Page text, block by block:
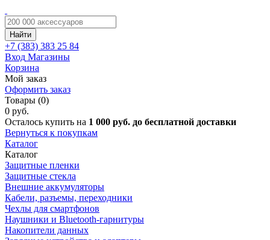
Найти
+7 (383) 383 25 84
Вход Магазины
Корзина
Мой заказ
Оформить заказ
Товары (0)
0 руб.
Осталось купить на 1 000 руб. до бесплатной доставки
Вернуться к покупкам
Каталог
Каталог
Защитные пленки
Защитные стекла
Внешние аккумуляторы
Кабели, разъемы, переходники
Чехлы для смартфонов
Наушники и Bluetooth-гарнитуры
Накопители данных